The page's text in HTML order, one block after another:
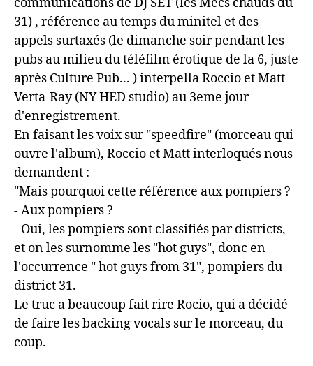
31) , référence au temps du minitel et des
appels surtaxés (le dimanche soir pendant les
pubs au milieu du téléfilm érotique de la 6, juste
après Culture Pub... ) interpella Roccio et Matt
Verta-Ray (NY HED studio) au 3eme jour
d'enregistrement.
En faisant les voix sur "speedfire" (morceau qui
ouvre l'album), Roccio et Matt interloqués nous
demandent :
"Mais pourquoi cette référence aux pompiers ?
- Aux pompiers ?
- Oui, les pompiers sont classifiés par districts,
et on les surnomme les "hot guys", donc en
l'occurrence " hot guys from 31", pompiers du
district 31.
Le truc a beaucoup fait rire Rocio, qui a décidé
de faire les backing vocals sur le morceau, du
coup.